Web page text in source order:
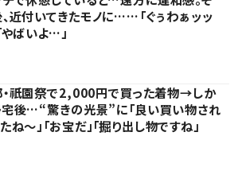
近付いてきたモノに……「ぐぅわぁッッ
やばいよ…」
・祇園祭で2,000円で買った着物→しか
宅後…“驚きの光景”に「良い買い物され
ね～」「お宝だ」「掘り出し物ですね」